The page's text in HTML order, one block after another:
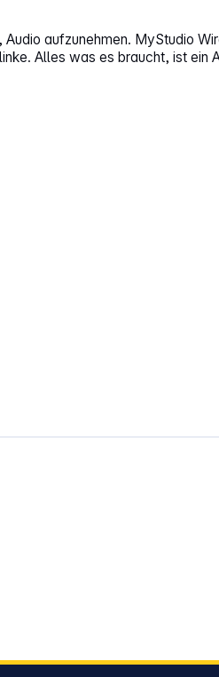
aufzunehmen. MyStudio
Alles was es braucht, ist ein